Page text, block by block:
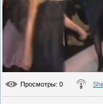
Просмотры: 0